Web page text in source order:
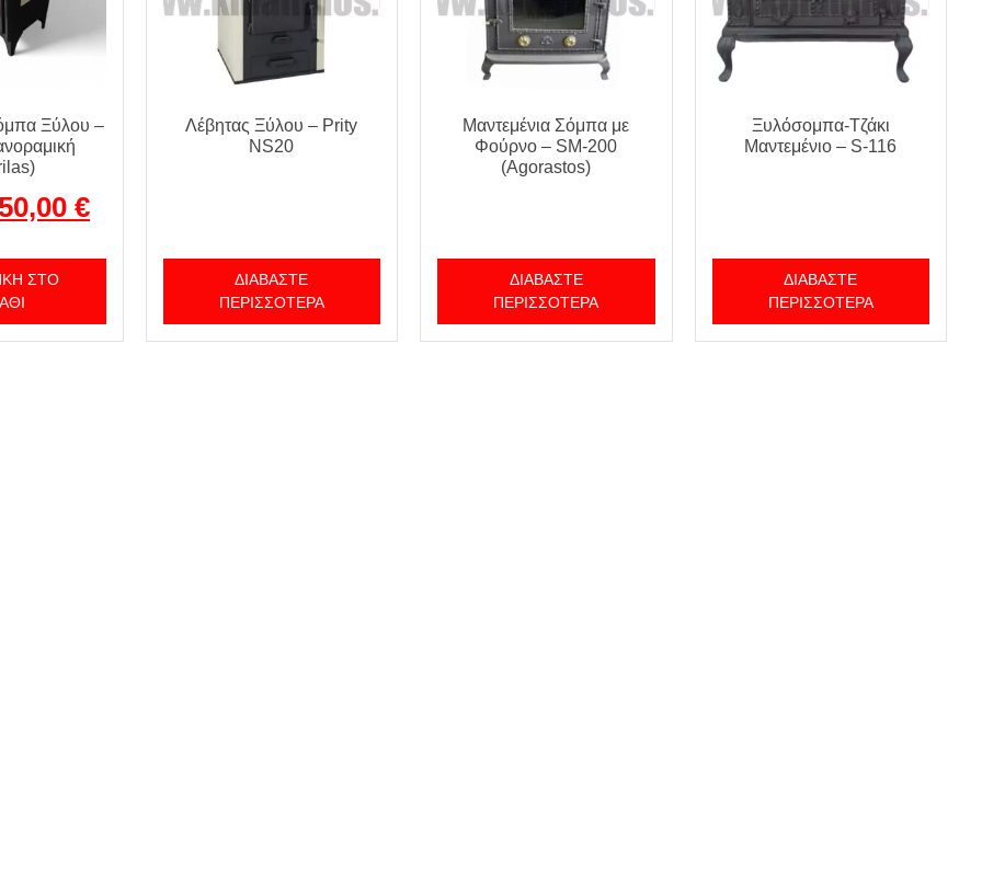
Ξύλου –
€
ΣΤΟ
Λέβητας Ξύλου – Prity
NS20
ΔΙΑΒΆΣΤΕ
ΠΕΡΙΣΣΌΤΕΡΑ
Μαντεμένια Σόμπα με
Φούρνο – SM-200
(Agorastos)
ΔΙΑΒΆΣΤΕ
ΠΕΡΙΣΣΌΤΕΡΑ
Ξυλόσομπα-Τζάκι
Μαντεμένιο – S-116
ΔΙΑΒΆΣΤΕ
ΠΕΡΙΣΣΌΤΕΡΑ